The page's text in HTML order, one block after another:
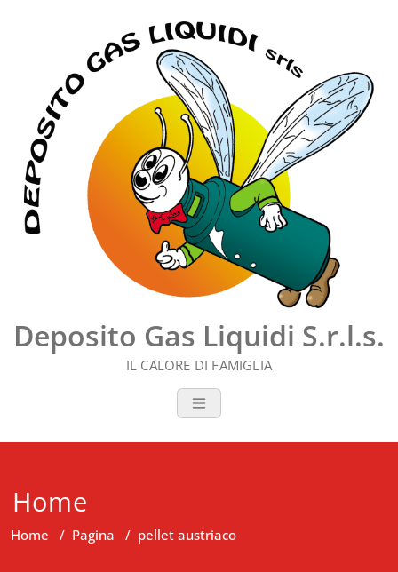
Deposito Gas Liquidi S.r.l.s.
IL CALORE DI FAMIGLIA
Home
Home / Pagina / pellet austriaco